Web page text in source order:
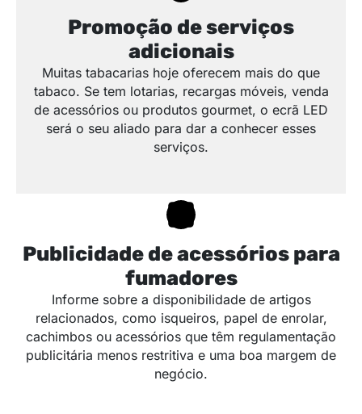
Promoção de serviços
adicionais
Muitas tabacarias hoje oferecem mais do que
tabaco. Se tem lotarias, recargas móveis, venda
de acessórios ou produtos gourmet, o ecrã LED
será o seu aliado para dar a conhecer esses
serviços.
Publicidade de acessórios para
fumadores
Informe sobre a disponibilidade de artigos
relacionados, como isqueiros, papel de enrolar,
cachimbos ou acessórios que têm regulamentação
publicitária menos restritiva e uma boa margem de
negócio.